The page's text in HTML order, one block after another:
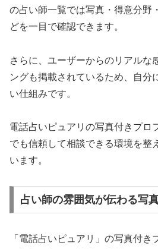
の占い師一覧では写真・得意分野
どを一目で確認できます。
さらに、ユーザーからのリアルな
ングも掲載されているため、自分
い仕組みです。
電話占いピュアリの写真付きプロ
でも信頼して相談できる環境を整
います。
占い師の雰囲気が伝わる写
「電話占いピュアリ」の写真付き